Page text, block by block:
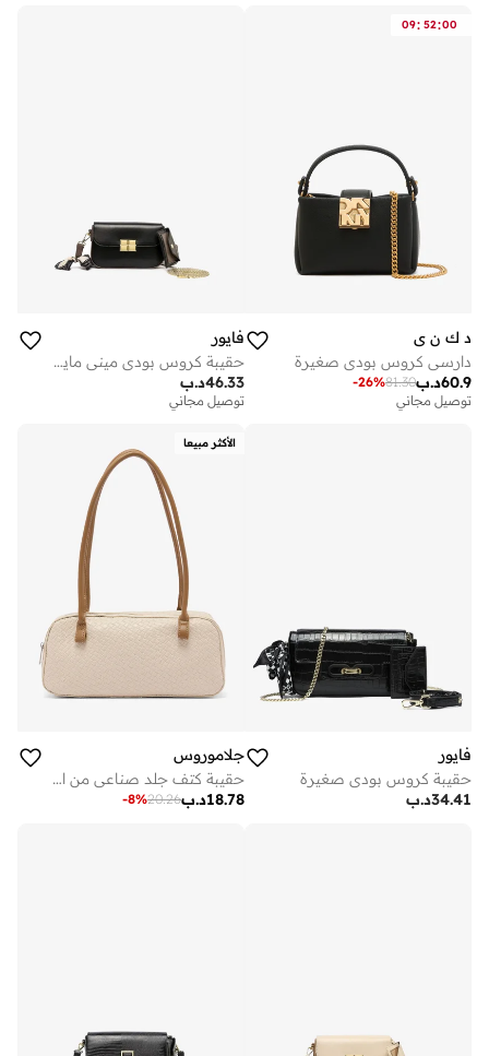
09: 52:00
د ك ن ي
دارسي كروس بودي صغيرة
د.ب60.9
81.30
-26%
توصيل مجاني
فايور
حقيبة كروس بودي ميني مايكرو
د.ب46.33
توصيل مجاني
فايور
حقيبة كروس بودي صغيرة
د.ب34.41
الأكثر مبيعا
جلاموروس
حقيبة كتف جلد صناعي من الرافييا
د.ب18.78
20.26
-8%